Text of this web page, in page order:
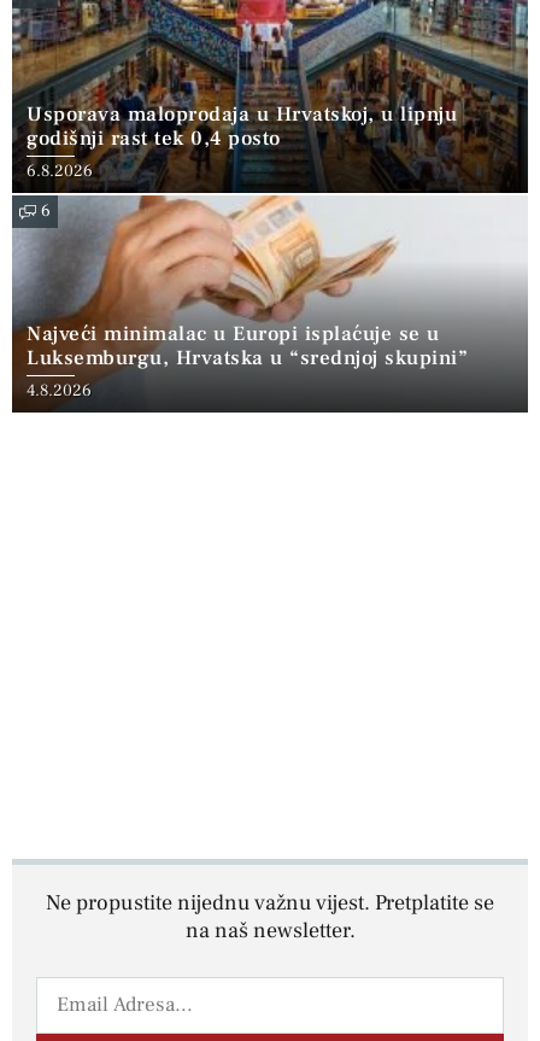
Usporava maloprodaja u Hrvatskoj, u lipnju
godišnji rast tek 0,4 posto
6.8.2026
6
Najveći minimalac u Europi isplaćuje se u
Luksemburgu, Hrvatska u “srednjoj skupini”
4.8.2026
Ne propustite nijednu važnu vijest. Pretplatite se
na naš newsletter.